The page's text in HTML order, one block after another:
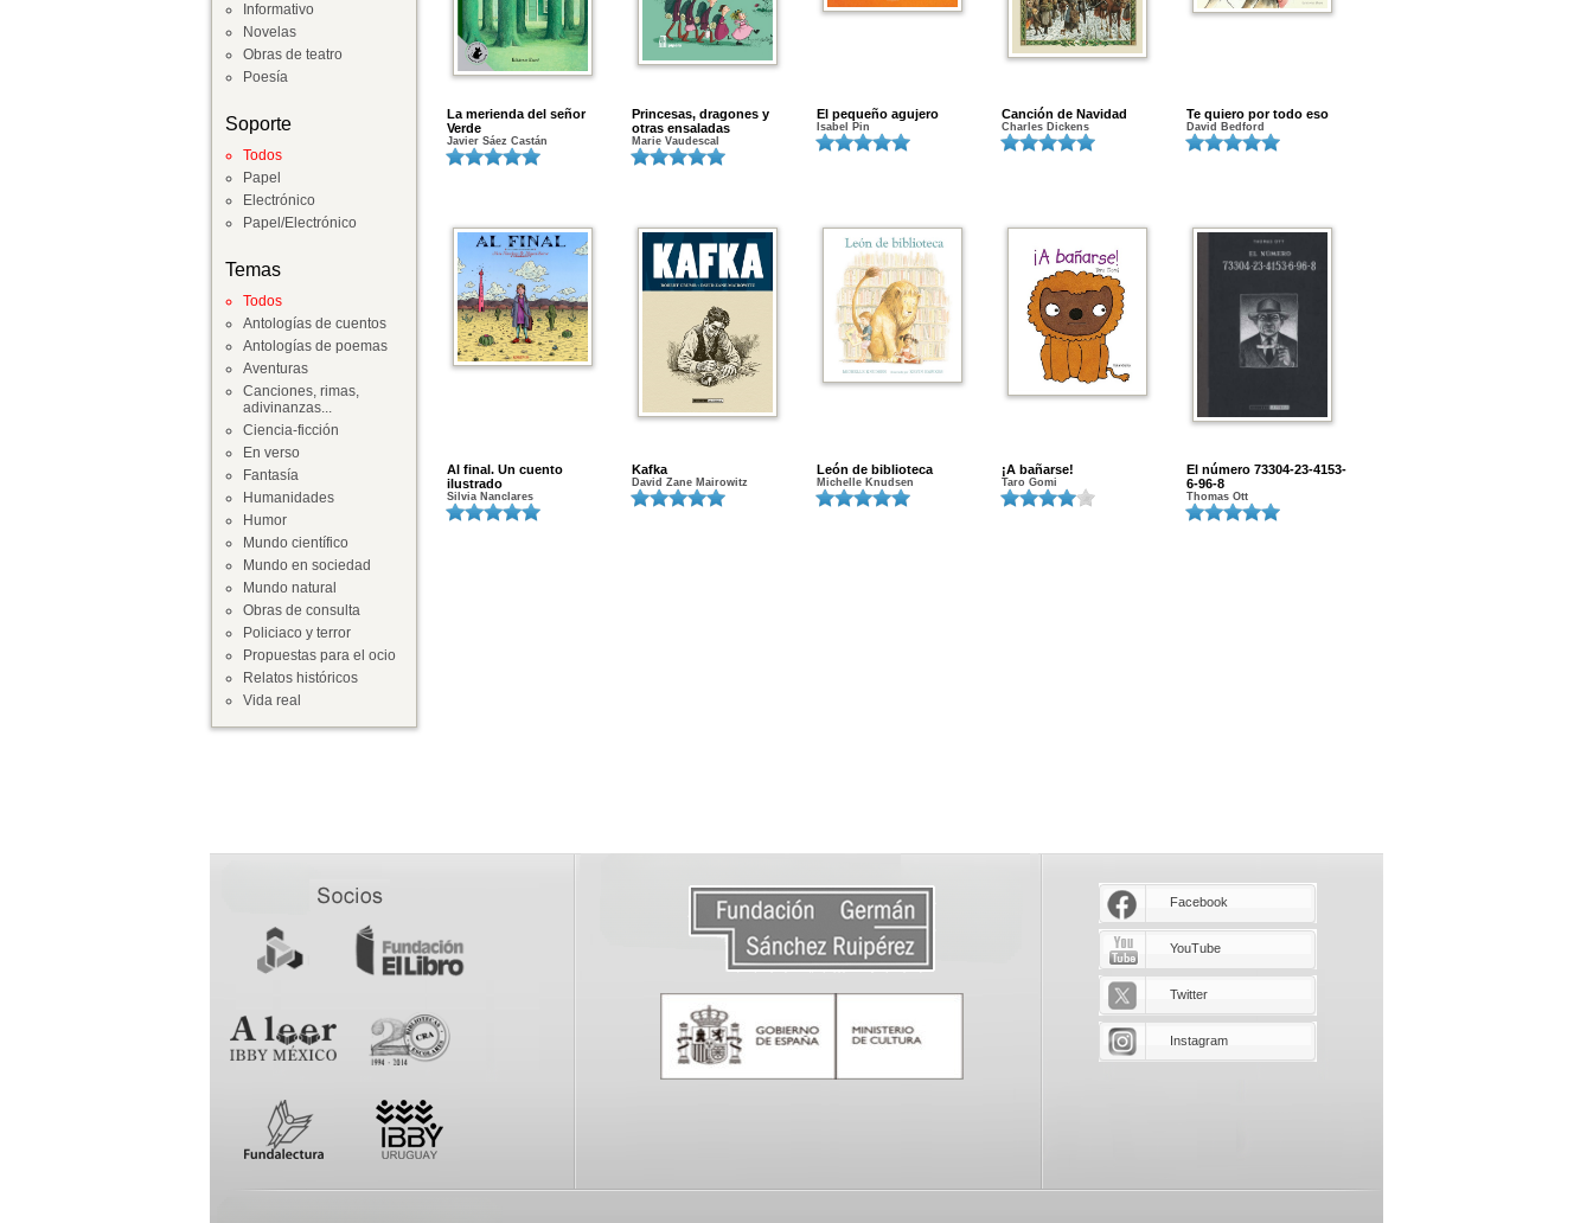
Informativo
Novelas
Obras de teatro
Poesía
Soporte
Todos
Papel
Electrónico
Papel/Electrónico
Temas
Todos
Antologías de cuentos
Antologías de poemas
Aventuras
Canciones, rimas,
adivinanzas...
Ciencia-ficción
En verso
Fantasía
Humanidades
Humor
Mundo científico
Mundo en sociedad
Mundo natural
Obras de consulta
Policiaco y terror
Propuestas para el ocio
Relatos históricos
Vida real
La merienda del señor
Verde
Javier Sáez Castán
Princesas, dragones y
otras ensaladas
Marie Vaudescal
El pequeño agujero
Isabel Pin
Canción de Navidad
Charles Dickens
Te quiero por todo eso
David Bedford
Al final. Un cuento
ilustrado
Silvia Nanclares
Kafka
David Zane Mairowitz
León de biblioteca
Michelle Knudsen
¡A bañarse!
Taro Gomi
El número 73304-23-4153-
6-96-8
Thomas Ott
Facebook
YouTube
Twitter
Instagram